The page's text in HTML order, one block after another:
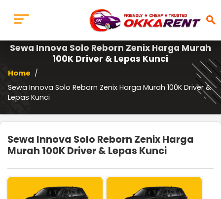
search
Sewa Innova Solo Reborn Zenix Harga Murah
100K Driver & Lepas Kunci
Home /
Sewa Innova Solo Reborn Zenix Harga Murah 100K Driver &
Lepas Kunci
Sewa Innova Solo Reborn Zenix Harga
Murah 100K Driver & Lepas Kunci